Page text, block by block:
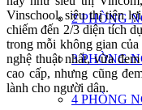
2 PHÒNG
3 PHÒNG
4 PHÒNG
Vinschool, siêu thị tiện
chiếm đến 2/3 diện tích
trong mỗi không gian
nghệ thuật nhất, vừa
cao cấp, nhưng cũng
lành cho người dân.